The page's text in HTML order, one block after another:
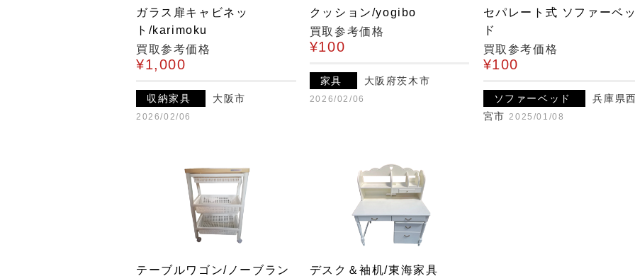
ガラス扉キャビネッ
ト/karimoku
買取参考価格
¥1,000
収納家具 大阪市
2026/02/06
クッション/yogibo
買取参考価格
¥100
家具 大阪府茨木市
2026/02/06
セパレート式 ソファーベッ
ド
買取参考価格
¥100
ソファーベッド
兵庫県西
宮市 2025/01/08
テーブルワゴン/ノーブラン
デスク＆袖机/東海家具